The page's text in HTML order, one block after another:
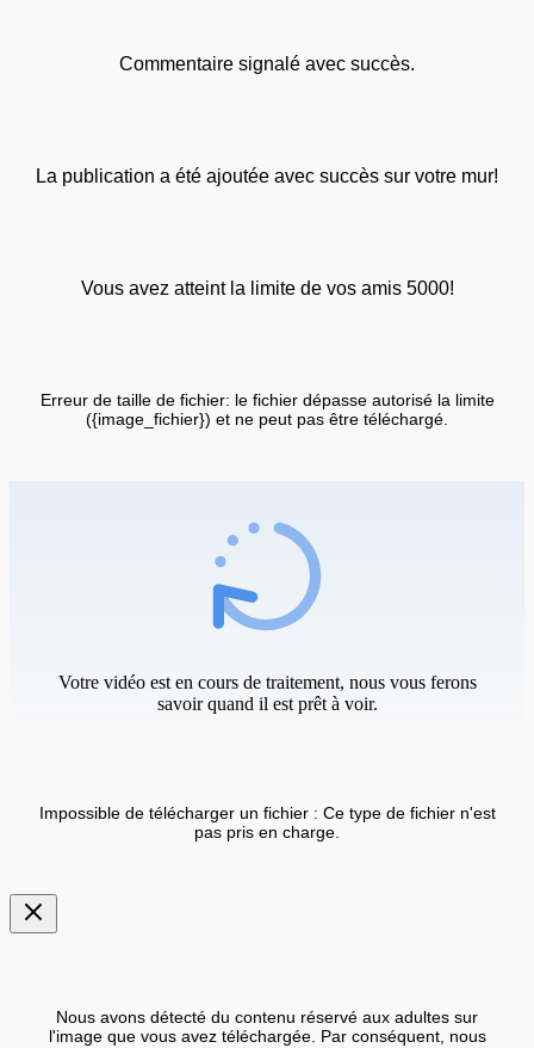
Commentaire signalé avec succès.
La publication a été ajoutée avec succès sur votre mur!
Vous avez atteint la limite de vos amis 5000!
Erreur de taille de fichier: le fichier dépasse autorisé la limite
({image_fichier}) et ne peut pas être téléchargé.
Votre vidéo est en cours de traitement, nous vous ferons
savoir quand il est prêt à voir.
Impossible de télécharger un fichier : Ce type de fichier n'est
pas pris en charge.
Nous avons détecté du contenu réservé aux adultes sur
l'image que vous avez téléchargée. Par conséquent, nous